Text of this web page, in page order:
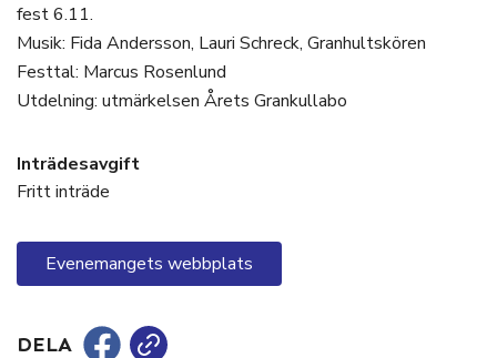
fest 6.11.
Musik: Fida Andersson, Lauri Schreck, Granhultskören
Festtal: Marcus Rosenlund
Utdelning: utmärkelsen Årets Grankullabo
Inträdesavgift
Fritt inträde
Evenemangets webbplats
DELA